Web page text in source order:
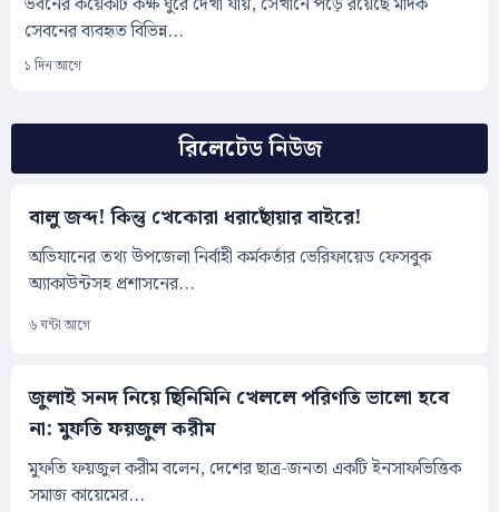
রিলেটেড নিউজ
বালু জব্দ! কিন্তু খেকোরা ধরাছোঁয়ার বাইরে!
অভিযানের তথ্য উপজেলা নির্বাহী কর্মকর্তার ভেরিফায়েড ফেসবুক
অ্যাকাউন্টসহ প্রশাসনের...
৬ ঘন্টা আগে
জুলাই সনদ নিয়ে ছিনিমিনি খেললে পরিণতি ভালো হবে
না: মুফতি ফয়জুল করীম
মুফতি ফয়জুল করীম বলেন, দেশের ছাত্র-জনতা একটি ইনসাফভিত্তিক
সমাজ কায়েমের...
সেবনের ব্যবহৃত বিভিন্ন...
১ দিন আগে